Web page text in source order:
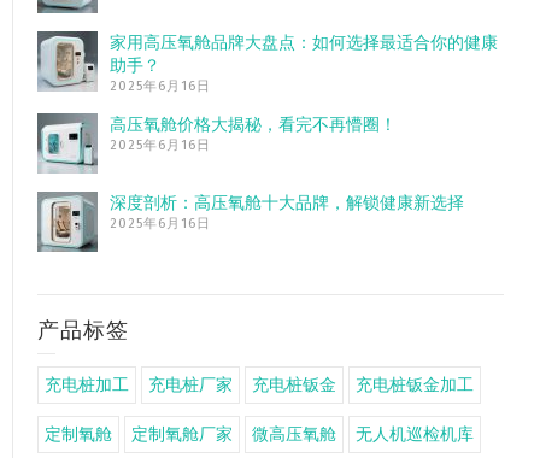
家用高压氧舱品牌大盘点：如何选择最适合你的健康
助手？
2025年6月16日
高压氧舱价格大揭秘，看完不再懵圈！
2025年6月16日
深度剖析：高压氧舱十大品牌，解锁健康新选择
2025年6月16日
产品标签
充电桩加工 充电桩厂家 充电桩钣金 充电桩钣金加工
定制氧舱 定制氧舱厂家 微高压氧舱 无人机巡检机库